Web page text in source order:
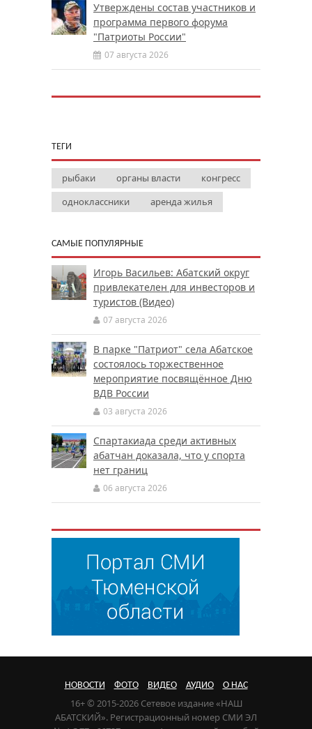
Утверждены состав участников и
программа первого форума
"Патриоты России"
07 августа 2026
ТЕГИ
рыбаки органы власти
конгресс
одноклассники
аренда жилья
САМЫЕ ПОПУЛЯРНЫЕ
Игорь Васильев: Абатский округ
привлекателен для инвесторов и
туристов (Видео)
07 августа 2026
В парке "Патриот" села Абатское
состоялось торжественное
мероприятие посвящённое Дню
ВДВ России
03 августа 2026
Спартакиада среди активных
абатчан доказала, что у спорта
нет границ
06 августа 2026
НОВОСТИ ФОТО ВИДЕО АУДИО О НАС
16+ © 2015-2026 Сетевое издание «НАШ
АБАТСКИЙ». Регистрационный номер СМИ ЭЛ